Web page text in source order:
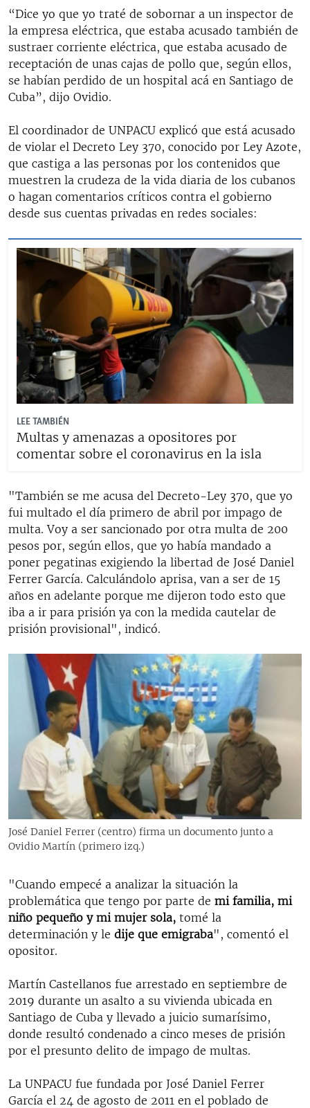
“Dice yo que yo traté de sobornar a un inspector de
la empresa eléctrica, que estaba acusado también de
sustraer corriente eléctrica, que estaba acusado de
receptación de unas cajas de pollo que, según ellos,
se habían perdido de un hospital acá en Santiago de
Cuba”, dijo Ovidio.
El coordinador de UNPACU explicó que está acusado
de violar el Decreto Ley 370, conocido por Ley Azote,
que castiga a las personas por los contenidos que
muestren la crudeza de la vida diaria de los cubanos
o hagan comentarios críticos contra el gobierno
desde sus cuentas privadas en redes sociales:
LEE TAMBIÉN
Multas y amenazas a opositores por
comentar sobre el coronavirus en la isla
"También se me acusa del Decreto-Ley 370, que yo
fui multado el día primero de abril por impago de
multa. Voy a ser sancionado por otra multa de 200
pesos por, según ellos, que yo había mandado a
poner pegatinas exigiendo la libertad de José Daniel
Ferrer García. Calculándolo aprisa, van a ser de 15
años en adelante porque me dijeron todo esto que
iba a ir para prisión ya con la medida cautelar de
prisión provisional", indicó.
José Daniel Ferrer (centro) firma un documento junto a
Ovidio Martín (primero izq.)
"Cuando empecé a analizar la situación la
problemática que tengo por parte de mi familia, mi
niño pequeño y mi mujer sola, tomé la
determinación y le dije que emigraba", comentó el
opositor.
Martín Castellanos fue arrestado en septiembre de
2019 durante un asalto a su vivienda ubicada en
Santiago de Cuba y llevado a juicio sumarísimo,
donde resultó condenado a cinco meses de prisión
por el presunto delito de impago de multas.
La UNPACU fue fundada por José Daniel Ferrer
García el 24 de agosto de 2011 en el poblado de